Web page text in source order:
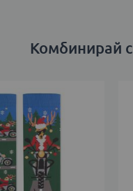
Комбинирай с